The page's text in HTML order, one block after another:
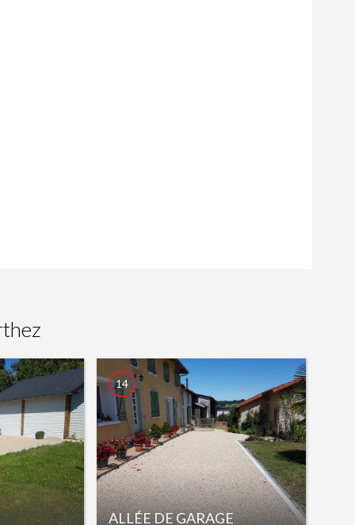
ALLÉE DE GARAGE
14